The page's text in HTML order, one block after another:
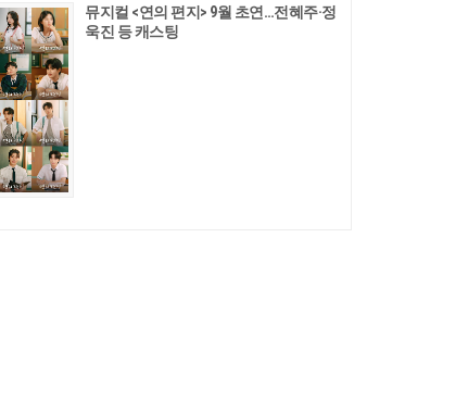
뮤지컬 <연의 편지> 9월 초연…전혜주·정
욱진 등 캐스팅